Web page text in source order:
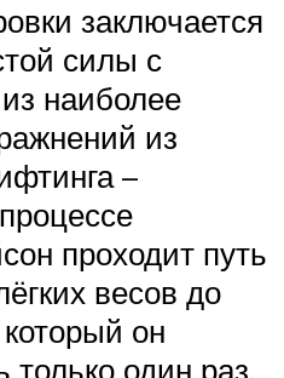
заключается
силы с
наиболее
из
–
проходит путь
весов до
он
только один раз.